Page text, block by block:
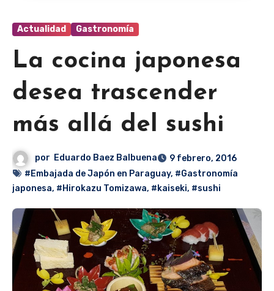
Actualidad Gastronomía
La cocina japonesa
desea trascender
más allá del sushi
por Eduardo Baez Balbuena
9 febrero, 2016
#Embajada de Japón en Paraguay, #Gastronomía
japonesa, #Hirokazu Tomizawa, #kaiseki, #sushi